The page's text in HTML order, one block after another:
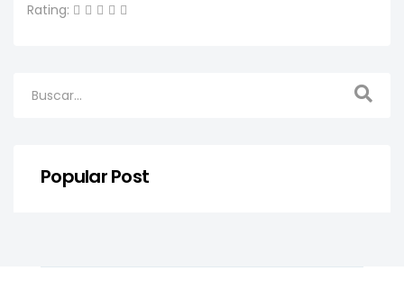
Rating:
Popular Post